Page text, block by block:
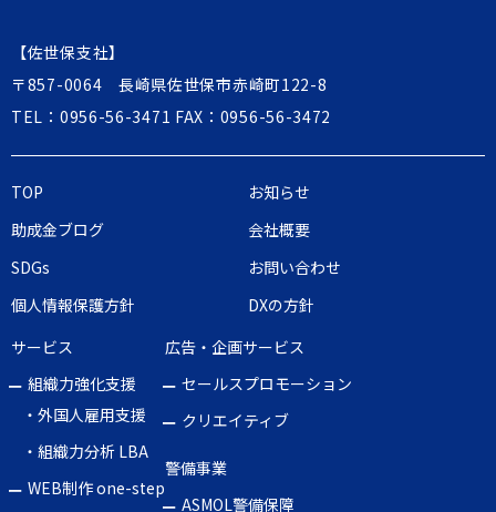
【佐世保支社】
〒857-0064 長崎県佐世保市赤崎町122-8
TEL： 0956-56-3471 FAX：0956-56-3472
TOP
お知らせ
助成金ブログ
会社概要
SDGs
お問い合わせ
個人情報保護方針
DXの方針
サービス
組織力強化支援
・外国人雇用支援
・組織力分析 LBA
WEB制作 one-step
広告・企画サービス
セールスプロモーション
クリエイティブ
警備事業
ASMOL警備保障